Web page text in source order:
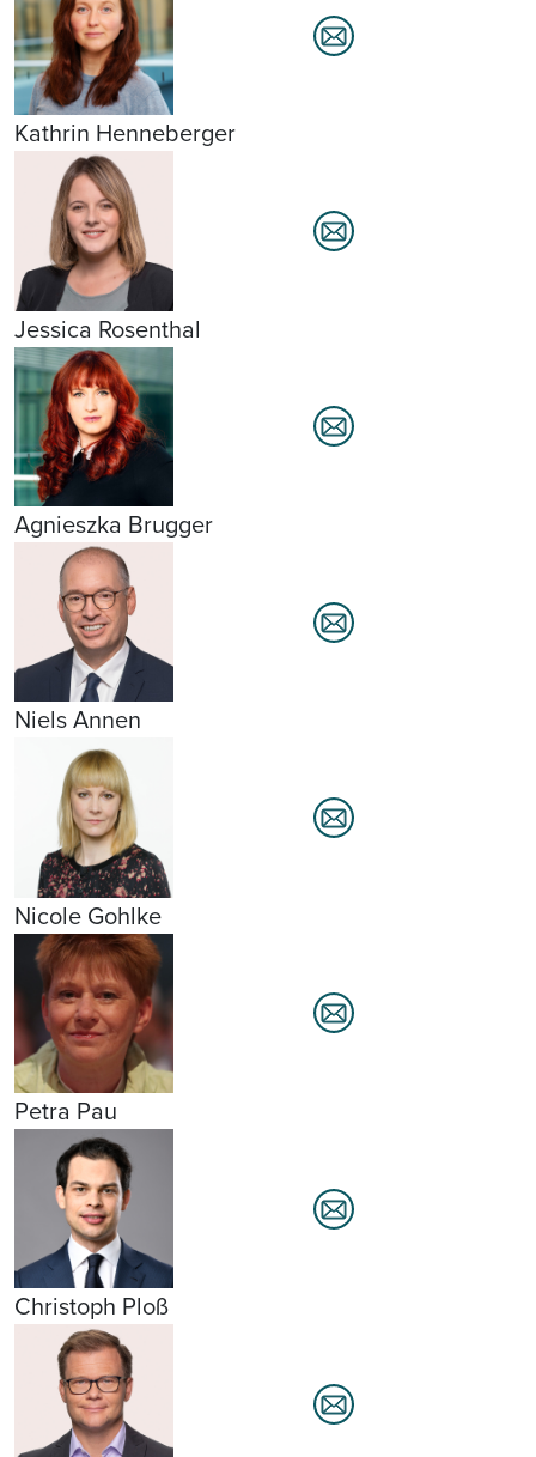
Kathrin Henneberger
Jessica Rosenthal
Agnieszka Brugger
Niels Annen
Nicole Gohlke
Petra Pau
Christoph Ploß